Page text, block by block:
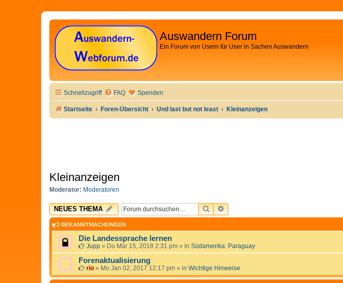
Auswandern Forum
Ein Forum von Usern für User in Sachen Auswandern
Schnellzugriff FAQ Spenden
Startseite Foren-Übersicht Und last but not least Kleinanzeigen
Kleinanzeigen
Moderator: Moderatoren
NEUES THEMA SUCHEERWEITERTE SUCHE
BEKANNTMACHUNGEN
Die Landessprache lernen
Jupp » Do Mär 15, 2018 2:31 pm » in Südamerika: Paraguay
Forenaktualisierung
rio » Mo Jan 02, 2017 12:17 pm » in Wichtige Hinweise